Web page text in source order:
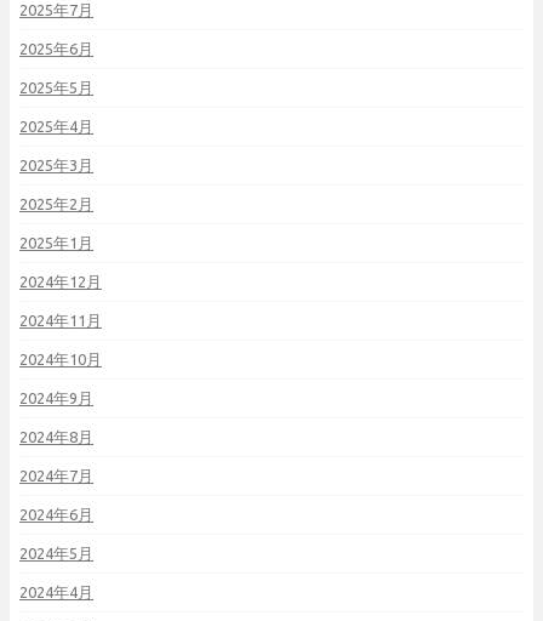
2025年7月
2025年6月
2025年5月
2025年4月
2025年3月
2025年2月
2025年1月
2024年12月
2024年11月
2024年10月
2024年9月
2024年8月
2024年7月
2024年6月
2024年5月
2024年4月